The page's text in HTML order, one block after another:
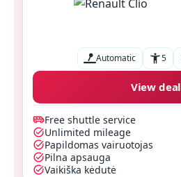
Automatic 5
View deal
Free shuttle service
Unlimited mileage
Papildomas vairuotojas
Pilna apsauga
Vaikiška kėdutė